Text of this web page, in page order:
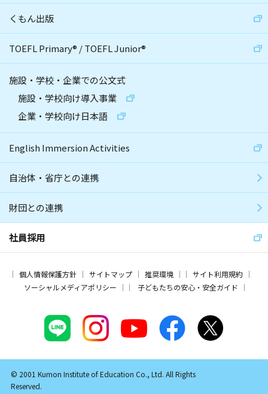
くもん出版
TOEFL Primary® /TOEFL Junior®
施設・学校・企業での公文式
施設・学校向け導入事業
企業・学校向け日本語
English Immersion Activities
自治体・省庁との連携
財団との連携
社員採用
個人情報保護方針 サイトマップ 推奨環境
サイト利用規約
ソーシャルメディアポリシー
子どもたちの安心・安全ガイド
© 2001 Kumon Institute of Education Co., Ltd. All Rights
Reserved.